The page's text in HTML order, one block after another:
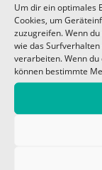
Um dir ein optimales
Cookies, um
zuzugreifen. Wenn
wie das
verarbeiten. Wenn
können bestimmte